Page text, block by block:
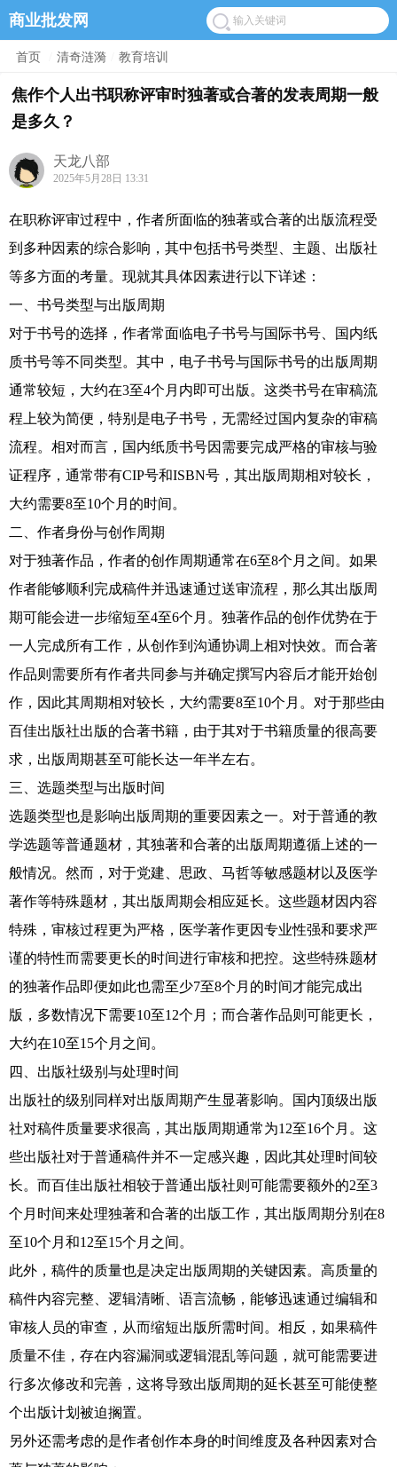
商业批发网
首页 清奇涟漪 教育培训
焦作个人出书职称评审时独著或合著的发表周期一般
是多久？
天龙八部
2025年5月28日 13:31
在职称评审过程中，作者所面临的独著或合著的出版流程受
到多种因素的综合影响，其中包括书号类型、主题、出版社
等多方面的考量。现就其具体因素进行以下详述：
一、书号类型与出版周期
对于书号的选择，作者常面临电子书号与国际书号、国内纸
质书号等不同类型。其中，电子书号与国际书号的出版周期
通常较短，大约在3至4个月内即可出版。这类书号在审稿流
程上较为简便，特别是电子书号，无需经过国内复杂的审稿
流程。相对而言，国内纸质书号因需要完成严格的审核与验
证程序，通常带有CIP号和ISBN号，其出版周期相对较长，
大约需要8至10个月的时间。
二、作者身份与创作周期
对于独著作品，作者的创作周期通常在6至8个月之间。如果
作者能够顺利完成稿件并迅速通过送审流程，那么其出版周
期可能会进一步缩短至4至6个月。独著作品的创作优势在于
一人完成所有工作，从创作到沟通协调上相对快效。而合著
作品则需要所有作者共同参与并确定撰写内容后才能开始创
作，因此其周期相对较长，大约需要8至10个月。对于那些由
百佳出版社出版的合著书籍，由于其对于书籍质量的很高要
求，出版周期甚至可能长达一年半左右。
三、选题类型与出版时间
选题类型也是影响出版周期的重要因素之一。对于普通的教
学选题等普通题材，其独著和合著的出版周期遵循上述的一
般情况。然而，对于党建、思政、马哲等敏感题材以及医学
著作等特殊题材，其出版周期会相应延长。这些题材因内容
特殊，审核过程更为严格，医学著作更因专业性强和要求严
谨的特性而需要更长的时间进行审核和把控。这些特殊题材
的独著作品即便如此也需至少7至8个月的时间才能完成出
版，多数情况下需要10至12个月；而合著作品则可能更长，
大约在10至15个月之间。
四、出版社级别与处理时间
出版社的级别同样对出版周期产生显著影响。国内顶级出版
社对稿件质量要求很高，其出版周期通常为12至16个月。这
些出版社对于普通稿件并不一定感兴趣，因此其处理时间较
长。而百佳出版社相较于普通出版社则可能需要额外的2至3
个月时间来处理独著和合著的出版工作，其出版周期分别在8
至10个月和12至15个月之间。
此外，稿件的质量也是决定出版周期的关键因素。高质量的
稿件内容完整、逻辑清晰、语言流畅，能够迅速通过编辑和
审核人员的审查，从而缩短出版所需时间。相反，如果稿件
质量不佳，存在内容漏洞或逻辑混乱等问题，就可能需要进
行多次修改和完善，这将导致出版周期的延长甚至可能使整
个出版计划被迫搁置。
另外还需考虑的是作者创作本身的时间维度及各种因素对合